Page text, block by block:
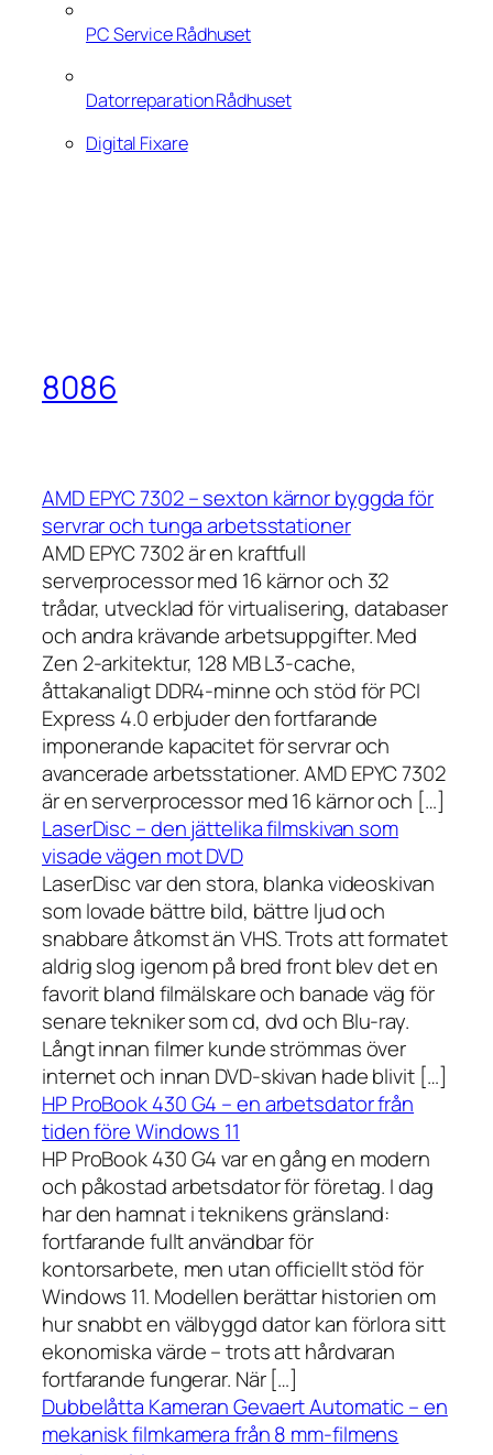
PC Service Rådhuset
Datorreparation Rådhuset
Digital Fixare
8086
AMD EPYC 7302 – sexton kärnor byggda för
servrar och tunga arbetsstationer
AMD EPYC 7302 är en kraftfull
serverprocessor med 16 kärnor och 32
trådar, utvecklad för virtualisering, databaser
och andra krävande arbetsuppgifter. Med
Zen 2-arkitektur, 128 MB L3-cache,
åttakanaligt DDR4-minne och stöd för PCI
Express 4.0 erbjuder den fortfarande
imponerande kapacitet för servrar och
avancerade arbetsstationer. AMD EPYC 7302
är en serverprocessor med 16 kärnor och […]
LaserDisc – den jättelika filmskivan som
visade vägen mot DVD
LaserDisc var den stora, blanka videoskivan
som lovade bättre bild, bättre ljud och
snabbare åtkomst än VHS. Trots att formatet
aldrig slog igenom på bred front blev det en
favorit bland filmälskare och banade väg för
senare tekniker som cd, dvd och Blu-ray.
Långt innan filmer kunde strömmas över
internet och innan DVD-skivan hade blivit […]
HP ProBook 430 G4 – en arbetsdator från
tiden före Windows 11
HP ProBook 430 G4 var en gång en modern
och påkostad arbetsdator för företag. I dag
har den hamnat i teknikens gränsland:
fortfarande fullt användbar för
kontorsarbete, men utan officiellt stöd för
Windows 11. Modellen berättar historien om
hur snabbt en välbyggd dator kan förlora sitt
ekonomiska värde – trots att hårdvaran
fortfarande fungerar. När […]
Dubbelåtta Kameran Gevaert Automatic – en
mekanisk filmkamera från 8 mm-filmens